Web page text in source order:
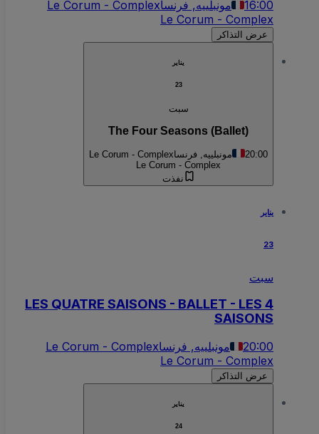
16:00 مونبلييه, فرنساLe Corum - Complex
Le Corum - Complex
عرض التذاكر
يناير
سبت
The Four Seasons (Ballet)
20:00 مونبلييه, فرنساLe Corum - Complex
Le Corum - Complex
نفذت
يناير
23
سبت
LES QUATRE SAISONS - BALLET - LES 4
SAISONS
20:00 مونبلييه, فرنساLe Corum - Complex
Le Corum - Complex
عرض التذاكر
يناير